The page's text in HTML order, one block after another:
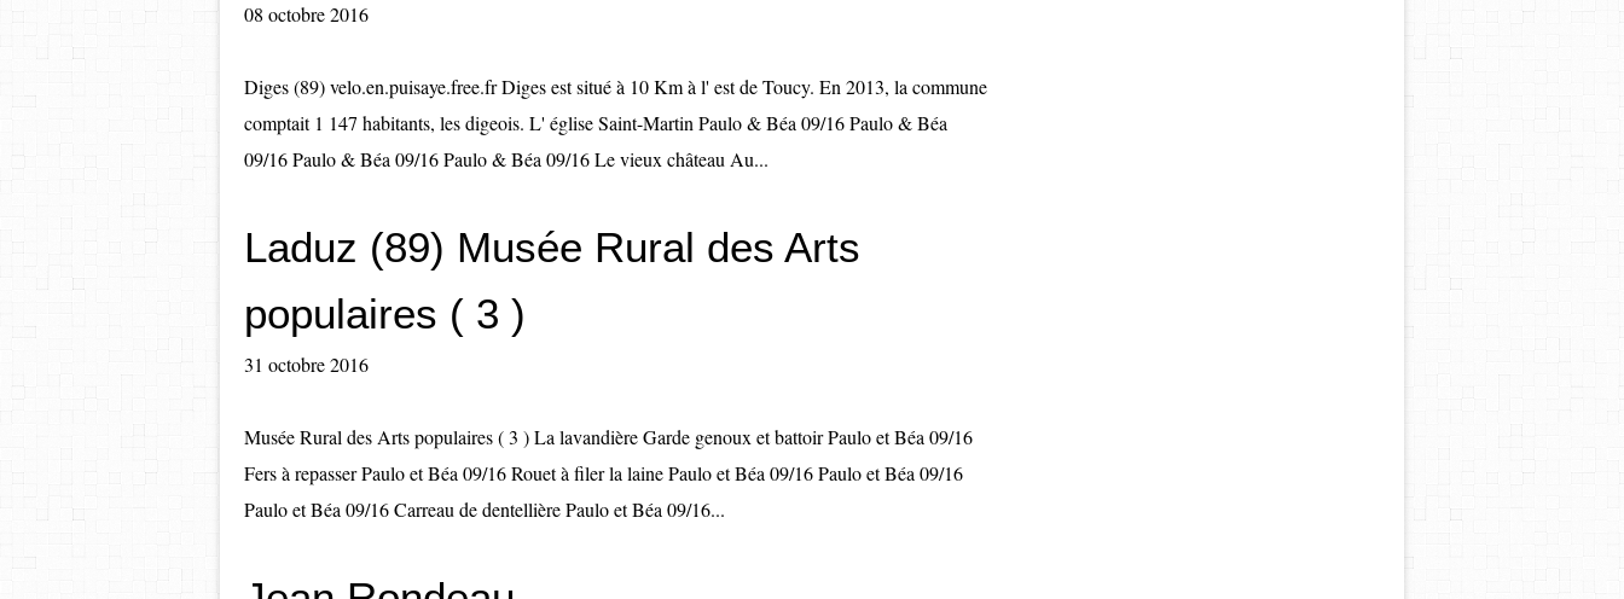
08 octobre 2016
Diges (89) velo.en.puisaye.free.fr Diges est situé à 10 Km à l' est de Toucy. En 2013, la commune
comptait 1 147 habitants, les digeois. L' église Saint-Martin Paulo & Béa 09/16 Paulo & Béa
09/16 Paulo & Béa 09/16 Paulo & Béa 09/16 Le vieux château Au...
Laduz (89) Musée Rural des Arts
populaires ( 3 )
31 octobre 2016
Musée Rural des Arts populaires ( 3 ) La lavandière Garde genoux et battoir Paulo et Béa 09/16
Fers à repasser Paulo et Béa 09/16 Rouet à filer la laine Paulo et Béa 09/16 Paulo et Béa 09/16
Paulo et Béa 09/16 Carreau de dentellière Paulo et Béa 09/16...